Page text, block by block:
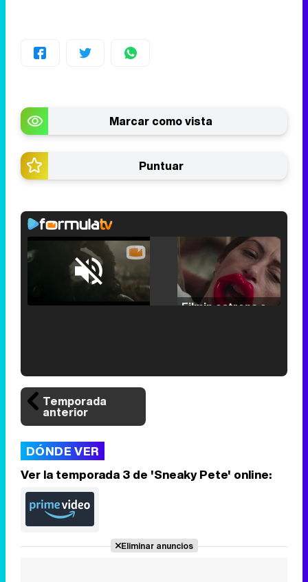
Marcar como vista
Puntuar
Unmute /
Tráiler en catalán de 'Ravalear', la nueva serie de HBO Max sobre los fondos buitre
Temporada
anterior
DÓNDE VER
Ver la temporada 3 de 'Sneaky Pete' online:
Eliminar anuncios